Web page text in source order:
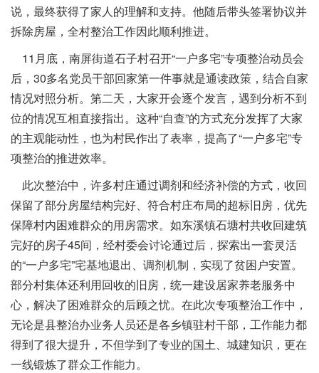
说，最终获得了家人的理解和支持。他随后带头签署协议并
拆除房屋，全村整治工作因此顺利推进。
11月底，南屏街道石子村召开“一户多宅”专项整治动员会
后，30多名党员干部回家第一件事就是通读政策，结合自家
情况对照分析。第二天，大家开会逐个发言，遇到分析不到
位的情况互相直接指出。这种“自查”的方式充分发挥了大家
的主观能动性，也为村民作出了表率，提高了“一户多宅”专
项整治的推进效率。
此次整治中，许多村庄通过调剂和经济补偿的方式，收回
保留了部分房屋结构完好、符合村庄布局的超标旧房，优先
保障村内困难群众的用房需求。如东溪镇石塘村共收回建筑
完好的房子45间，经村委会讨论通过后，探索出一套灵活
的“一户多宅”宅基地退出、调剂机制，实现了贫困户安置。
部分村集体还利用回收的旧房，统一建设居家养老服务中
心，解决了困难群众的后顾之忧。在此次专项整治工作中，
无论是县整治办业务人员还是各乡镇驻村干部，工作能力都
得到了很大提升，不但学到了专业的国土、城建知识，更在
一线锻炼了群众工作能力。